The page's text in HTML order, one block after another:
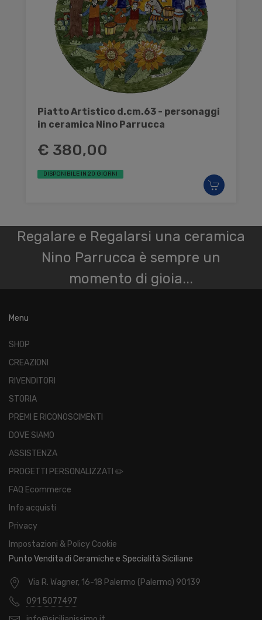
Piatto Artistico d.cm.63 - personaggi
in ceramica Nino Parrucca
€ 380,00
DISPONIBILE IN 20 GIORNI
Regalare e Regalarsi una ceramica
Nino Parrucca è sempre un
momento di gioia...
Menu
SHOP
CREAZIONI
RIVENDITORI
STORIA
PREMI E RICONOSCIMENTI
DOVE SIAMO
ASSISTENZA
PROGETTI PERSONALIZZATI ✏️
FAQ Ecommerce
Info acquisti
Privacy
Impostazioni & Policy Cookie
Punto Vendita di Ceramiche e Specialità Siciliane
Via R. Wagner, 16-18 Palermo (Palermo) 90139
091 5077497